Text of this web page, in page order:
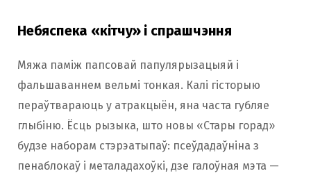
Небяспека «кітчу» і спрашчэння
Мяжа паміж папсовай папулярызацыяй і
фальшаваннем вельмі тонкая. Калі гісторыю
пераўтвараюць у атракцыён, яна часта губляе
глыбіню. Ёсць рызыка, што новы «Стары горад»
будзе наборам стэрэатыпаў: псеўдадаўніна з
пенаблокаў і металадахоўкі, дзе галоўная мэта —